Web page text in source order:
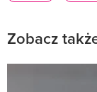
Zobacz